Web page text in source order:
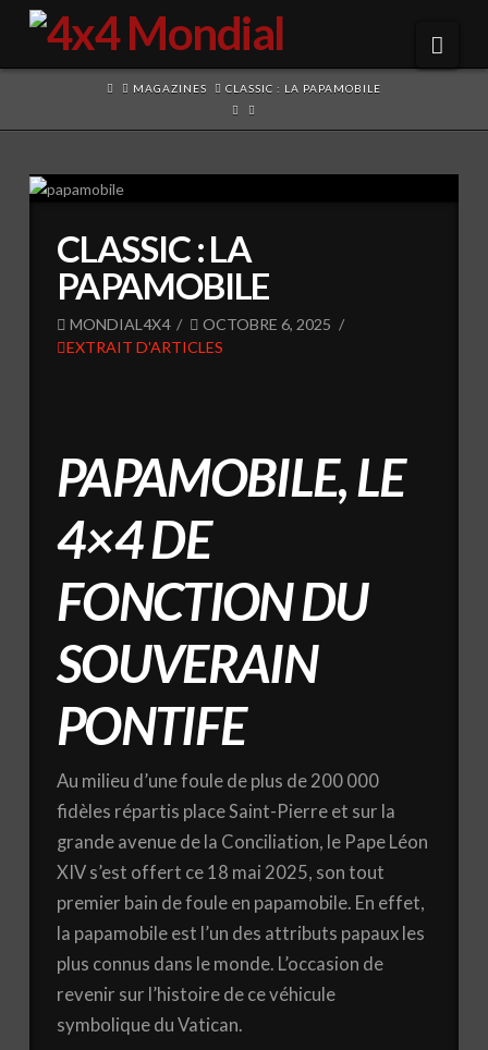
HOMEMAGAZINES CLASSIC : LA PAPAMOBILE
CLASSIC : LA
PAPAMOBILE
MONDIAL4X4
OCTOBRE 6, 2025
EXTRAIT D'ARTICLES
PAPAMOBILE, LE
4×4 DE
FONCTION DU
SOUVERAIN
PONTIFE
Au milieu d’une foule de plus de 200 000
fidèles répartis place Saint-Pierre et sur la
grande avenue de la Conciliation, le Pape Léon
XIV s’est offert ce 18 mai 2025, son tout
premier bain de foule en papamobile. En effet,
la papamobile est l’un des attributs papaux les
plus connus dans le monde. L’occasion de
revenir sur l’histoire de ce véhicule
symbolique du Vatican.